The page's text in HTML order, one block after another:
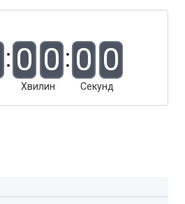
0 0
Хвилин
0 0
Секунд